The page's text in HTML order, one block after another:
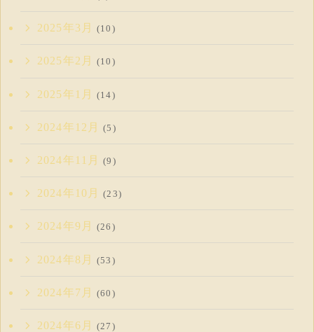
2025年3月 (10)
2025年2月 (10)
2025年1月 (14)
2024年12月 (5)
2024年11月 (9)
2024年10月 (23)
2024年9月 (26)
2024年8月 (53)
2024年7月 (60)
2024年6月 (27)